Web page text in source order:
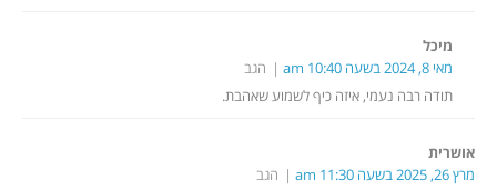
מיכל
מאי 8, 2024 בשעה 10:40 am
הגב
תודה רבה נעמי, איזה כיף לשמוע שאהבת.
אושרית
מרץ 26, 2025 בשעה 11:30 am
הגב